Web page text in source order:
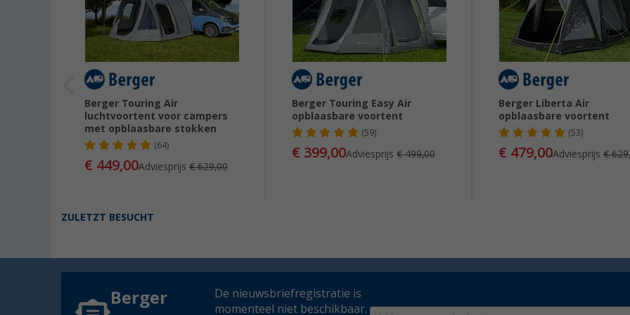
Berger Touring Air
luchtvoortent voor campers
met opblaasbare stokken
(64)
€ 449,00Adviesprijs€ 629,00
Berger Touring Easy Air
opblaasbare voortent
(59)
€ 399,00Adviesprijs € 499,00
Berger Liberta Air
opblaasbare voortent
(53)
€ 479,00Adviesprijs€
ZULETZT BESUCHT
Berger
De nieuwsbriefregistratie is
momenteel niet beschikbaar.